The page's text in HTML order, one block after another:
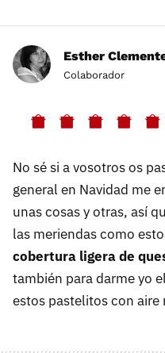
Esther
Colaborador
No sé si a vosotros os
general en Navidad me
unas cosas y otras, así
las meriendas como
cobertura ligera de
también para darme yo
estos pastelitos con aire